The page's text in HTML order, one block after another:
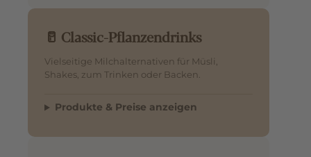
🥛 Classic-Pflanzendrinks
Vielseitige Milchalternativen für Müsli,
Shakes, zum Trinken oder Backen.
Produkte & Preise anzeigen